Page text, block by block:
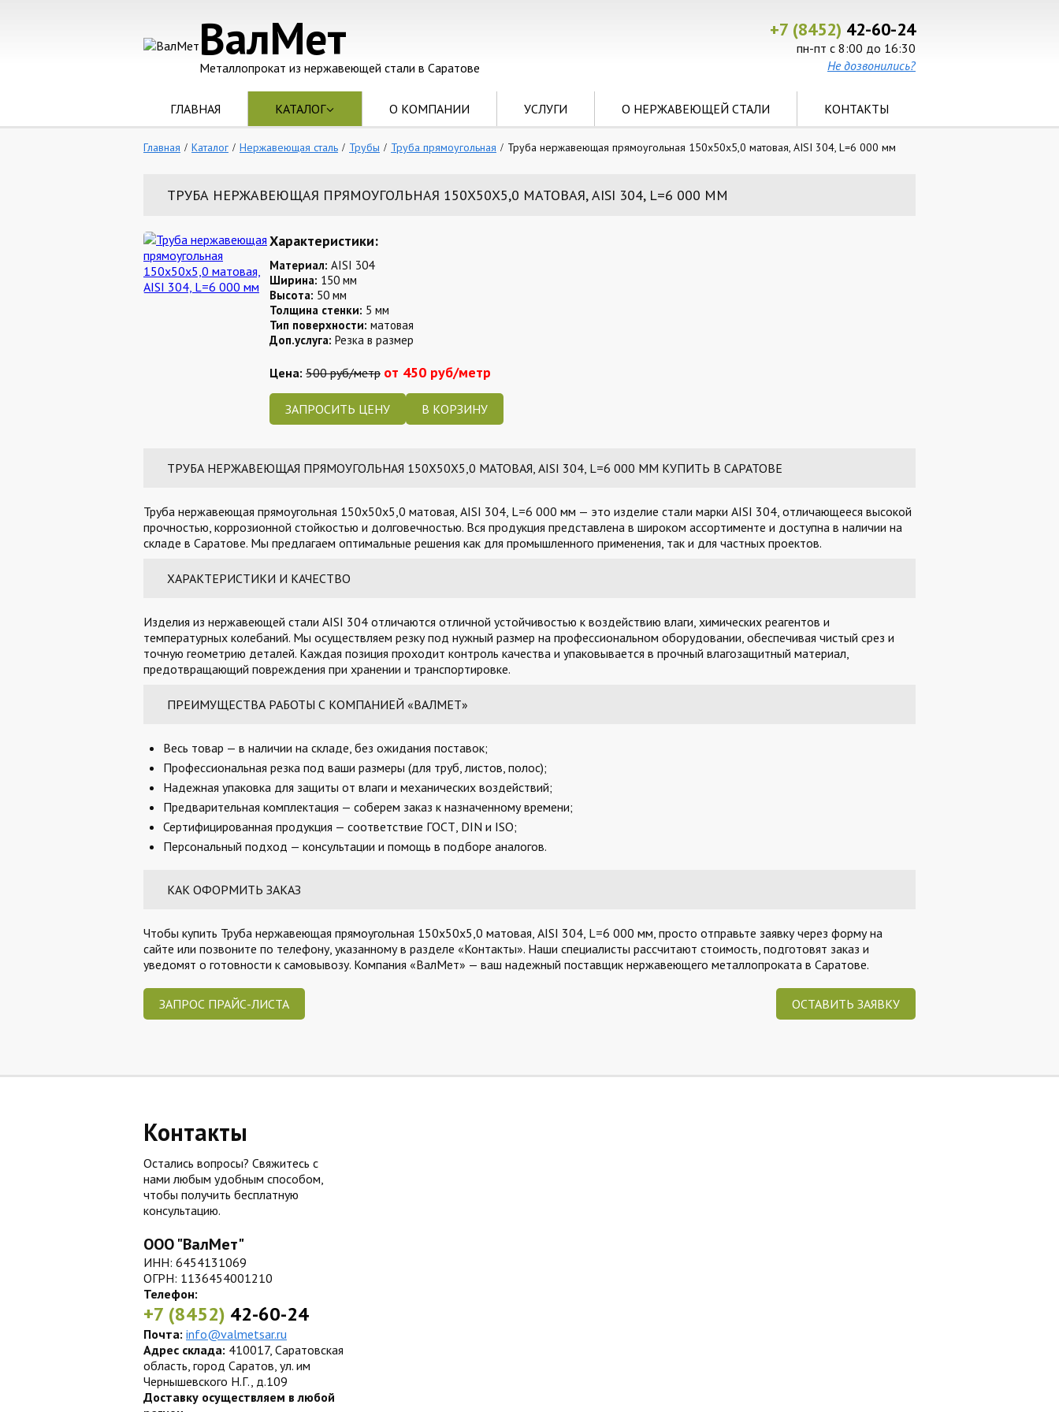
ВалМет
Металлопрокат из нержавеющей стали в Саратове
+7 (8452) 42-60-24
пн-пт с 8:00 до 16:30
Не дозвонились?
ГЛАВНАЯ КАТАЛОГ О КОМПАНИИ УСЛУГИ О НЕРЖАВЕЮЩЕЙ СТАЛИ КОНТАКТЫ
Главная Каталог Нержавеющая сталь Трубы Труба прямоугольная Труба нержавеющая прямоугольная 150х50х5,0 матовая, AISI 304, L=6 000 мм
ТРУБА НЕРЖАВЕЮЩАЯ ПРЯМОУГОЛЬНАЯ 150Х50Х5,0 МАТОВАЯ, AISI 304, L=6 000 ММ
Характеристики:
Материал: AISI 304
Ширина: 150 мм
Высота: 50 мм
Толщина стенки: 5 мм
Тип поверхности: матовая
Доп.услуга: Резка в размер
Цена: 500 руб/метр от 450 руб/метр
ЗАПРОСИТЬ ЦЕНУ
ТРУБА НЕРЖАВЕЮЩАЯ ПРЯМОУГОЛЬНАЯ 150Х50Х5,0 МАТОВАЯ, AISI 304, L=6 000 ММ КУПИТЬ В САРАТОВЕ
Труба нержавеющая прямоугольная 150х50х5,0 матовая, AISI 304, L=6 000 мм — это изделие стали марки AISI 304, отличающееся высокой
прочностью, коррозионной стойкостью и долговечностью. Вся продукция представлена в широком ассортименте и доступна в наличии на
складе в Саратове. Мы предлагаем оптимальные решения как для промышленного применения, так и для частных проектов.
ХАРАКТЕРИСТИКИ И КАЧЕСТВО
Изделия из нержавеющей стали AISI 304 отличаются отличной устойчивостью к воздействию влаги, химических реагентов и
температурных колебаний. Мы осуществляем резку под нужный размер на профессиональном оборудовании, обеспечивая чистый срез и
точную геометрию деталей. Каждая позиция проходит контроль качества и упаковывается в прочный влагозащитный материал,
предотвращающий повреждения при хранении и транспортировке.
ПРЕИМУЩЕСТВА РАБОТЫ С КОМПАНИЕЙ «ВАЛМЕТ»
Весь товар — в наличии на складе, без ожидания поставок;
Профессиональная резка под ваши размеры (для труб, листов, полос);
Надежная упаковка для защиты от влаги и механических воздействий;
Предварительная комплектация — соберем заказ к назначенному времени;
Сертифицированная продукция — соответствие ГОСТ, DIN и ISO;
Персональный подход — консультации и помощь в подборе аналогов.
КАК ОФОРМИТЬ ЗАКАЗ
Чтобы купить Труба нержавеющая прямоугольная 150х50х5,0 матовая, AISI 304, L=6 000 мм, просто отправьте заявку через форму на
сайте или позвоните по телефону, указанному в разделе «Контакты». Наши специалисты рассчитают стоимость, подготовят заказ и
уведомят о готовности к самовывозу. Компания «ВалМет» — ваш надежный поставщик нержавеющего металлопроката в Саратове.
ЗАПРОС ПРАЙС-ЛИСТА ОСТАВИТЬ ЗАЯВКУ
Контакты
Остались вопросы? Свяжитесь с
нами любым удобным способом,
чтобы получить бесплатную
консультацию.
ООО "ВалМет"
ИНН: 6454131069
ОГРН: 1136454001210
Телефон:
+7 (8452) 42-60-24
Почта: info@valmetsar.ru
Адрес склада: 410017, Саратовская
область, город Саратов, ул. им
Чернышевского Н.Г., д.109
Доставку осуществляем в любой